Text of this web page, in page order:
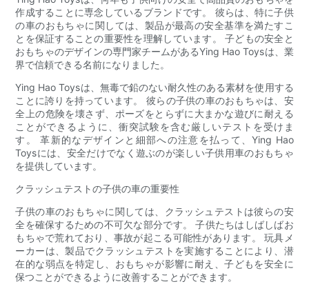
作成することに専念しているブランドです。 彼らは、特に子供
の車のおもちゃに関しては、製品が最高の安全基準を満たすこ
とを保証することの重要性を理解しています。 子どもの安全と
おもちゃのデザインの専門家チームがあるYing Hao Toysは、業
界で信頼できる名前になりました。
Ying Hao Toysは、無毒で鉛のない耐久性のある素材を使用する
ことに誇りを持っています。 彼らの子供の車のおもちゃは、安
全上の危険を壊さず、ポーズをとらずに大まかな遊びに耐える
ことができるように、衝突試験を含む厳しいテストを受けま
す。 革新的なデザインと細部への注意を払って、Ying Hao
Toysには、安全だけでなく遊ぶのが楽しい子供用車のおもちゃ
を提供しています。
クラッシュテストの子供の車の重要性
子供の車のおもちゃに関しては、クラッシュテストは彼らの安
全を確保するための不可欠な部分です。 子供たちはしばしばお
もちゃで荒れており、事故が起こる可能性があります。 玩具メ
ーカーは、製品でクラッシュテストを実施することにより、潜
在的な弱点を特定し、おもちゃが影響に耐え、子どもを安全に
保つことができるように改善することができます。